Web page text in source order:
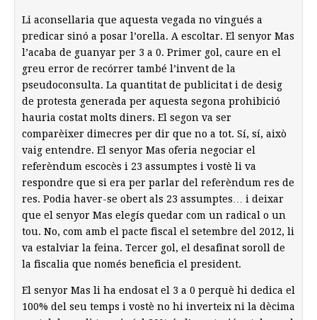
Li aconsellaria que aquesta vegada no vingués a
predicar sinó a posar l’orella. A escoltar. El senyor Mas
l’acaba de guanyar per 3 a 0. Primer gol, caure en el
greu error de recórrer també l’invent de la
pseudoconsulta. La quantitat de publicitat i de desig
de protesta generada per aquesta segona prohibició
hauria costat molts diners. El segon va ser
comparèixer dimecres per dir que no a tot. Sí, sí, això
vaig entendre. El senyor Mas oferia negociar el
referèndum escocès i 23 assumptes i vostè li va
respondre que si era per parlar del referèndum res de
res. Podia haver-se obert als 23 assumptes… i deixar
que el senyor Mas elegís quedar com un radical o un
tou. No, com amb el pacte fiscal el setembre del 2012, li
va estalviar la feina. Tercer gol, el desafinat soroll de
la fiscalia que només beneficia el president.
El senyor Mas li ha endosat el 3 a 0 perquè hi dedica el
100% del seu temps i vostè no hi inverteix ni la dècima